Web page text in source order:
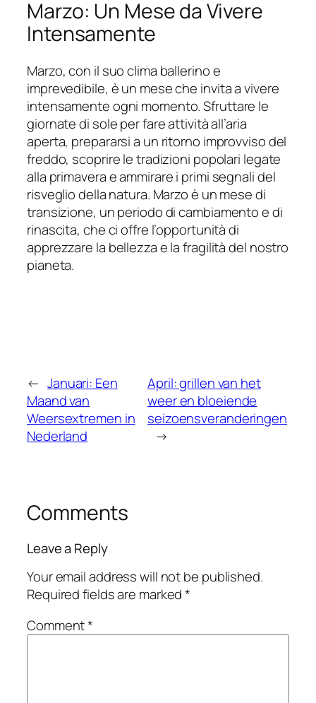
Marzo: Un Mese da Vivere
Intensamente
Marzo, con il suo clima ballerino e
imprevedibile, è un mese che invita a vivere
intensamente ogni momento. Sfruttare le
giornate di sole per fare attività all’aria
aperta, prepararsi a un ritorno improvviso del
freddo, scoprire le tradizioni popolari legate
alla primavera e ammirare i primi segnali del
risveglio della natura. Marzo è un mese di
transizione, un periodo di cambiamento e di
rinascita, che ci offre l’opportunità di
apprezzare la bellezza e la fragilità del nostro
pianeta.
← Januari: Een
Maand van
Weersextremen in
Nederland
April: grillen van het
weer en bloeiende
seizoensveranderingen
→
Comments
Leave a Reply
Your email address will not be published.
Required fields are marked*
Comment*